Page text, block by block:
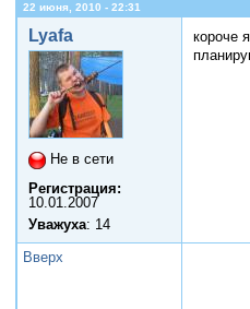
22 июня, 2010 - 22:31
Lyafa
Не в сети
Регистрация:
10.01.2007
Уважуха: 14
короче
Вверх